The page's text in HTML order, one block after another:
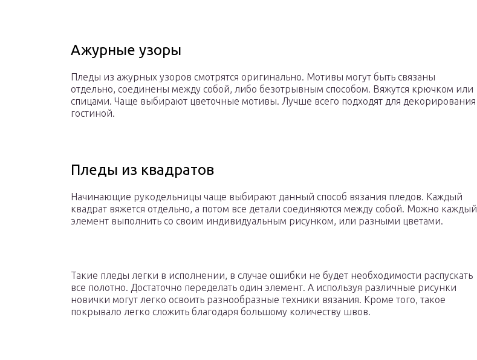
Ажурные узоры
Пледы из ажурных узоров смотрятся оригинально. Мотивы могут быть связаны
отдельно, соединены между собой, либо безотрывным способом. Вяжутся крючком или
спицами. Чаще выбирают цветочные мотивы. Лучше всего подходят для декорирования
гостиной.
Пледы из квадратов
Начинающие рукодельницы чаще выбирают данный способ вязания пледов. Каждый
квадрат вяжется отдельно, а потом все детали соединяются между собой. Можно каждый
элемент выполнить со своим индивидуальным рисунком, или разными цветами.
Такие пледы легки в исполнении, в случае ошибки не будет необходимости распускать
все полотно. Достаточно переделать один элемент. А используя различные рисунки
новички могут легко освоить разнообразные техники вязания. Кроме того, такое
покрывало легко сложить благодаря большому количеству швов.